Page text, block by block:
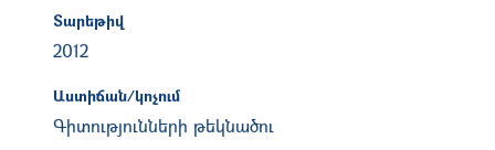
Տարեթիվ
2012
Աստիճան/կոչում
Գիտությունների թեկնածու